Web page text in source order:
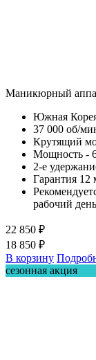
Маникюрный
Южная
37 000 об/
Крутящий
Мощность -
2-е
Гарантия 12
рабочий день
22 850 ₽
18 850 ₽
В корзину
сезонная акция